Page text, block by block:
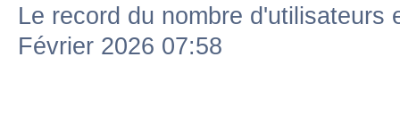
Le record du nombre d'utilisateurs
Février 2026 07:58